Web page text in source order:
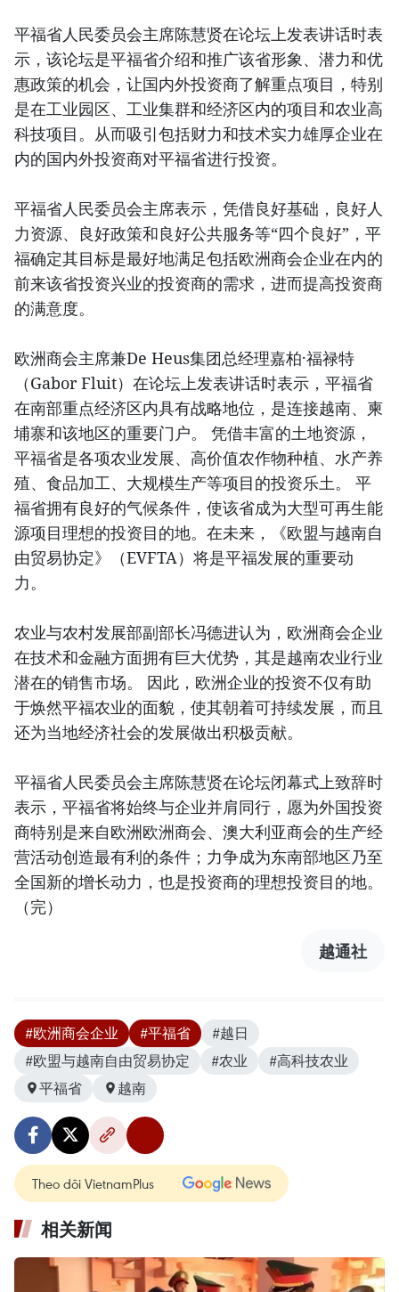
平福省人民委员会主席陈慧贤在论坛上发表讲话时表
示，该论坛是平福省介绍和推广该省形象、潜力和优
惠政策的机会，让国内外投资商了解重点项目，特别
是在工业园区、工业集群和经济区内的项目和农业高
科技项目。从而吸引包括财力和技术实力雄厚企业在
内的国内外投资商对平福省进行投资。
平福省人民委员会主席表示，凭借良好基础，良好人
力资源、良好政策和良好公共服务等“四个良好”，平
福确定其目标是最好地满足包括欧洲商会企业在内的
前来该省投资兴业的投资商的需求，进而提高投资商
的满意度。
欧洲商会主席兼De Heus集团总经理嘉柏·福禄特
（Gabor Fluit）在论坛上发表讲话时表示，平福省
在南部重点经济区内具有战略地位，是连接越南、柬
埔寨和该地区的重要门户。 凭借丰富的土地资源，
平福省是各项农业发展、高价值农作物种植、水产养
殖、食品加工、大规模生产等项目的投资乐土。 平
福省拥有良好的气候条件，使该省成为大型可再生能
源项目理想的投资目的地。在未来，《欧盟与越南自
由贸易协定》（EVFTA）将是平福发展的重要动
力。
农业与农村发展部副部长冯德进认为，欧洲商会企业
在技术和金融方面拥有巨大优势，其是越南农业行业
潜在的销售市场。 因此，欧洲企业的投资不仅有助
于焕然平福农业的面貌，使其朝着可持续发展，而且
还为当地经济社会的发展做出积极贡献。
平福省人民委员会主席陈慧贤在论坛闭幕式上致辞时
表示，平福省将始终与企业并肩同行，愿为外国投资
商特别是来自欧洲欧洲商会、澳大利亚商会的生产经
营活动创造最有利的条件；力争成为东南部地区乃至
全国新的增长动力，也是投资商的理想投资目的地。
（完）
越通社
#欧洲商会企业 #平福省
#越日
#欧盟与越南自由贸易协定
#农业
#高科技农业
平福省
越南
Theo dõi VietnamPlus
相关新闻